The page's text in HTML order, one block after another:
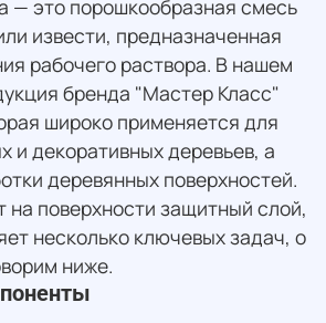
— это порошкообразная смесь
извести, предназначенная
рабочего раствора. В нашем
бренда "Мастер Класс"
широко применяется для
и декоративных деревьев, а
деревянных поверхностей.
на поверхности защитный слой,
несколько ключевых задач, о
ниже.